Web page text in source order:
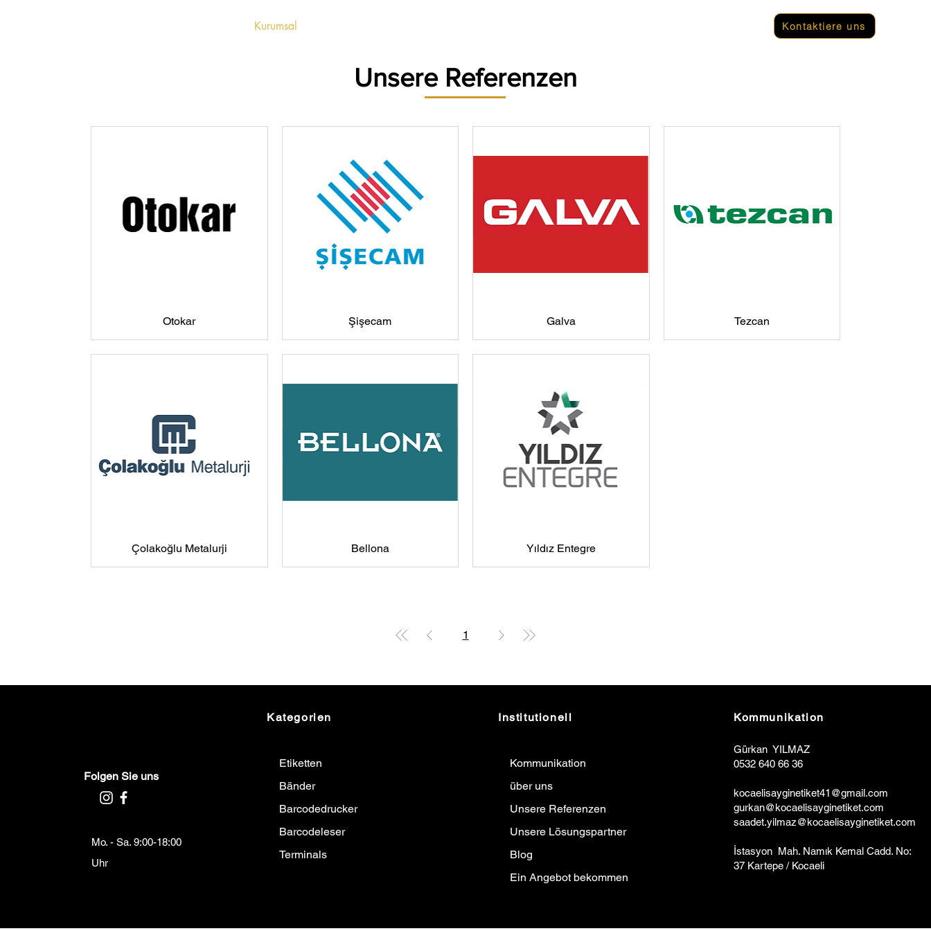
Kurumsal Kontaktiere uns
Unsere Referenzen
Otokar Şişecam Galva Tezcan
Çolakoğlu Metalurji Bellona Yıldız Entegre
1
Folgen Sie uns
Mo. - Sa. 9:00-18:00
Uhr
Kategorien
Etiketten
Bänder
Barcodedrucker
Barcodeleser
Terminals
Institutionell
Kommunikation
über uns
Unsere Referenzen
Unsere Lösungspartner
Blog
Ein Angebot bekommen
Kommunikation
Gürkan YILMAZ
0532 640 66 36
kocaelisayginetiket41@gmail.com
gurkan@kocaelisayginetiket.com
saadet.yilmaz@kocaelisayginetiket.com
İstasyon Mah. Namık Kemal Cadd. No:
37 Kartepe / Kocaeli